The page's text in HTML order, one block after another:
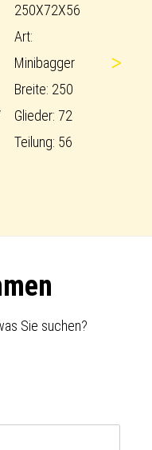
250X72X56
Art:
Minibagger
Breite: 250
Glieder: 72
Teilung: 56
>
Sie suchen?